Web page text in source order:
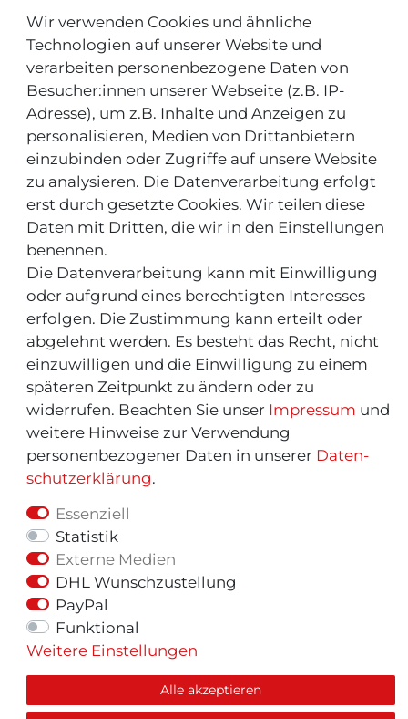
Wir verwenden Cookies und ähnliche
Technologien auf unserer Website und
verarbeiten personenbezogene Daten von
Besucher:innen unserer Webseite (z.B. IP-
Adresse), um z.B. Inhalte und Anzeigen zu
personalisieren, Medien von Drittanbietern
einzubinden oder Zugriffe auf unsere Website
zu analysieren. Die Datenverarbeitung erfolgt
erst durch gesetzte Cookies. Wir teilen diese
Daten mit Dritten, die wir in den Einstellungen
benennen.
Die Datenverarbeitung kann mit Einwilligung
oder aufgrund eines berechtigten Interesses
erfolgen. Die Zustimmung kann erteilt oder
abgelehnt werden. Es besteht das Recht, nicht
einzuwilligen und die Einwilligung zu einem
späteren Zeitpunkt zu ändern oder zu
widerrufen. Beachten Sie unser Impressum und
weitere Hinweise zur Verwendung
personenbezogener Daten in unserer Daten­
schutz­erklärung.
Essenziell
Statistik
Externe Medien
DHL Wunschzustellung
PayPal
Funktional
Weitere Einstellungen
Alle akzeptieren
Neu ! Für Kunden aus der Schweiz:
INFOS & TIPPS
Rücksendeservice/-Informationen
Informationen "MeinEinkauf.ch"
© Copyright 2026 | Alle Rechte vorbehalten.